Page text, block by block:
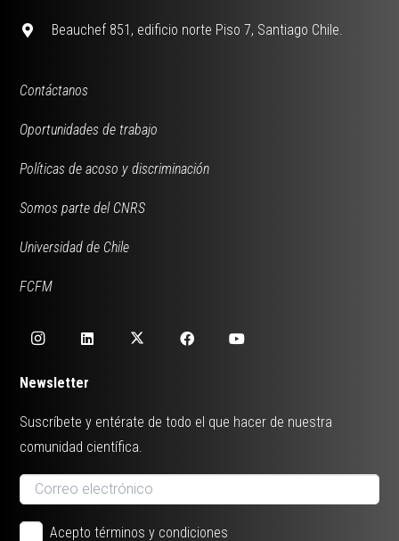
Beauchef 851, edificio norte Piso 7, Santiago Chile.
Contáctanos
Oportunidades de trabajo
Políticas de acoso y discriminación
Somos parte del CNRS
Universidad de Chile
FCFM
Newsletter
Suscríbete y entérate de todo el que hacer de nuestra
comunidad científica.
Acepto términos y condiciones